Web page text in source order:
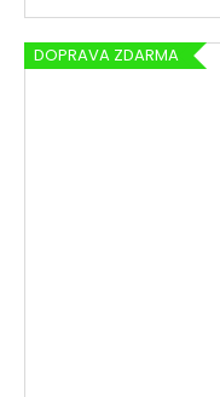
DOPRAVA ZDARMA